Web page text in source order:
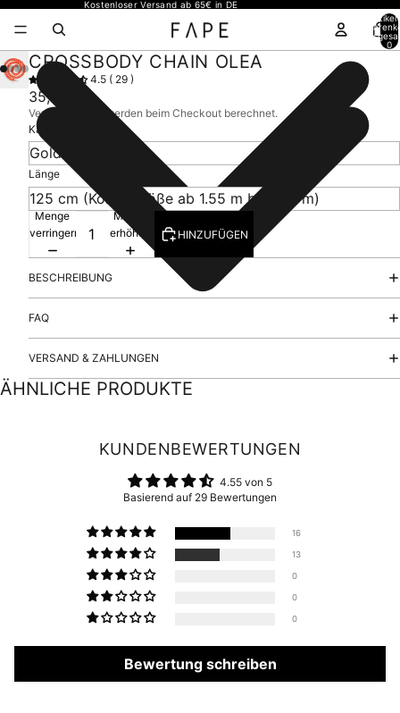
Kostenloser Versand ab 65€ in DE
Artikel
0
CROSSBODY CHAIN OLEA
4.5 ( 29 )
35,00€
Versandkosten werden beim Checkout berechnet.
Karabinerfarbe
Länge
Menge
verringern
Menge
erhöhen
HINZUFÜGEN
BESCHREIBUNG
FAQ
VERSAND & ZAHLUNGEN
ÄHNLICHE PRODUKTE
KUNDENBEWERTUNGEN
4.55 von 5
Basierend auf 29 Bewertungen
16
13
0
0
0
Bewertung schreiben